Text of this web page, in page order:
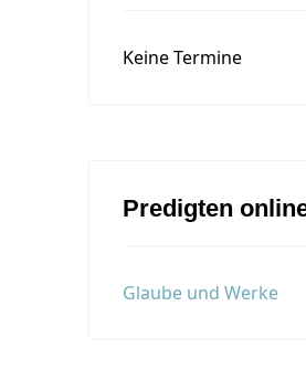
Keine Termine
Predigten
Glaube und Werke